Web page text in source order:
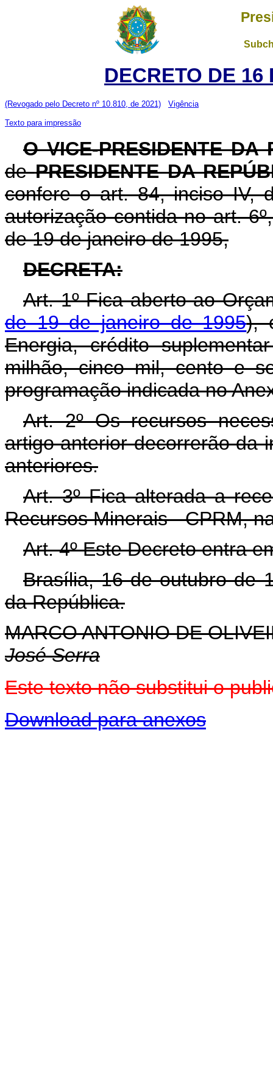
DECRETO DE 16
(Revogado pelo Decreto nº 10.810, de 2021) Vigência
Texto para impressão
O VICE-PRESIDENTE DA
dePRESIDENTE DA
confere o art. 84, inciso IV,
autorização contida no art.
de 19 de janeiro de 1995,
DECRETA:
Art. 1º Fica aberto ao
de 19 de janeiro de 1995),
Energia, crédito
milhão, cinco mil, cento e
programação indicada no
Art. 2º Os recursos
artigo anterior decorrerão da
anteriores.
Art. 3º Fica alterada a
Recursos Minerais - CPRM,
Art. 4º Este Decreto entra
Brasília, 16 de outubro de
da República.
MARCO ANTONIO DE
José Serra
Este texto não substitui o
Download para anexos